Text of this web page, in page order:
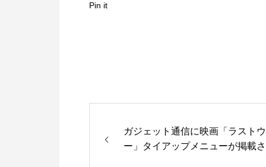
Pin it
ガジェット通信に映画「ラスト
ー」タイアップメニューが掲載